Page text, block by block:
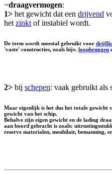
~draagvermogen:
1> het gewicht dat een drijvend
het zinkt of instabiel wordt.
De term wordt meestal gebruikt voor
'vaste' constructies, zoals bijv. loopbruggen
2> bij schepen: vaak gebruikt als
Maar eigenlijk is het dus het totale gewicht
gewicht van het schip.
Behalve zijn eigen gewicht en de lading
aan boord gebracht is zoals:
reserve materialen, meubilair, bemanning,